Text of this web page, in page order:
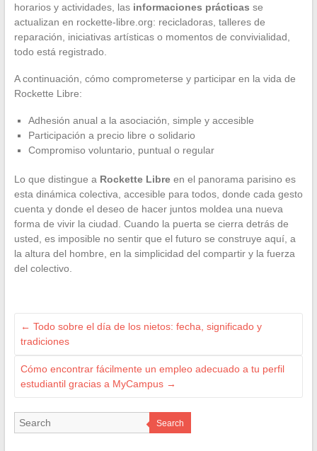
horarios y actividades, las informaciones prácticas se
actualizan en rockette-libre.org: recicladoras, talleres de
reparación, iniciativas artísticas o momentos de convivialidad,
todo está registrado.
A continuación, cómo comprometerse y participar en la vida de
Rockette Libre:
Adhesión anual a la asociación, simple y accesible
Participación a precio libre o solidario
Compromiso voluntario, puntual o regular
Lo que distingue a Rockette Libreen el panorama parisino es
esta dinámica colectiva, accesible para todos, donde cada gesto
cuenta y donde el deseo de hacer juntos moldea una nueva
forma de vivir la ciudad. Cuando la puerta se cierra detrás de
usted, es imposible no sentir que el futuro se construye aquí, a
la altura del hombre, en la simplicidad del compartir y la fuerza
del colectivo.
← Todo sobre el día de los nietos: fecha, significado y
tradiciones
Cómo encontrar fácilmente un empleo adecuado a tu perfil
estudiantil gracias a MyCampus →
Search